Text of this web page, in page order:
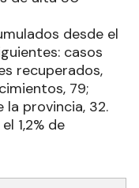
desde el
casos
recuperados,
79;
provincia, 32.
1,2% de